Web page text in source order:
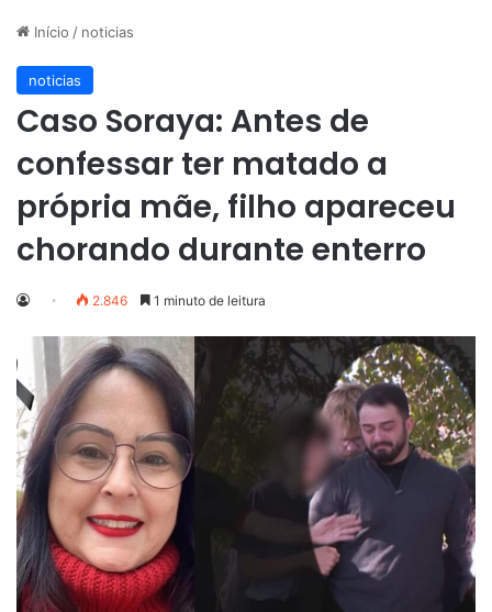
Início / noticias
noticias
Caso Soraya: Antes de
confessar ter matado a
própria mãe, filho apareceu
chorando durante enterro
2.846 1 minuto de leitura